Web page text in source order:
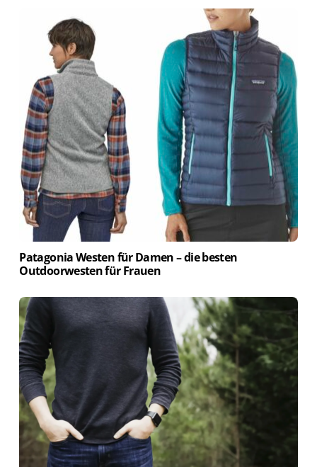
Patagonia Westen für Damen – die besten
Outdoorwesten für Frauen